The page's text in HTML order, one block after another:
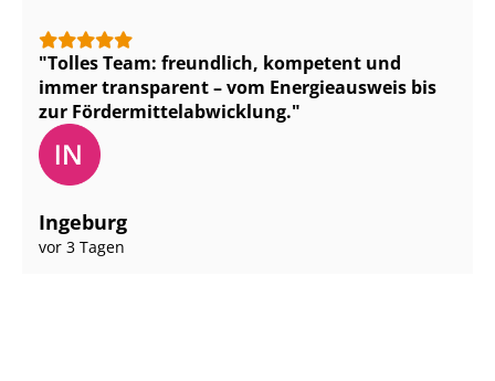
Tolles Team: freundlich, kompetent und
immer transparent – vom Energieausweis bis
zur För­der­mit­tel­ab­wick­lung.
Ingeburg
vor 3 Tagen